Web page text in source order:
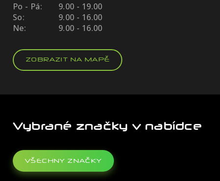
Po - Pá:
9.00 - 19.00
So:
9.00 - 16.00
Ne:
9.00 - 16.00
ZOBRAZIT NA MAPĚ
Vybrané značky v nabídce
VŠECHNY ZNAČKY